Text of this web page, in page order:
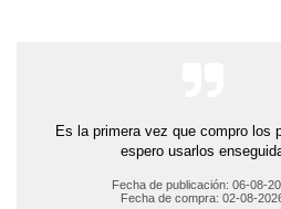
Es la primera vez que compro los
espero usarlos
Fecha de publicación: 06-08-
Fecha de compra: 02-08-